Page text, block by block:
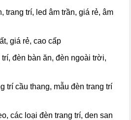
trang trí, led âm trần, giá rẻ, âm
giá rẻ, cao cấp
đèn bàn ăn, đèn ngoài trời,
trí cầu thang, mẫu đèn trang trí
các loại đèn trang trí, den san